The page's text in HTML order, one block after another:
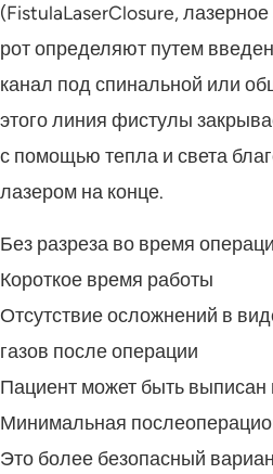
(FistulaLaserClosure,
рот определяют путем
канал под спинальной или
этого линия фистулы
с помощью тепла и света
лазером на конце.
Без разреза во время
Короткое время работы
Отсутствие осложнений в
газов после операции
Пациент может быть выписан
Минимальная
Это более безопасный